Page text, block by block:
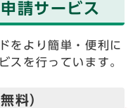
請サービス
をより簡単・便利に
スを行っています。
料）